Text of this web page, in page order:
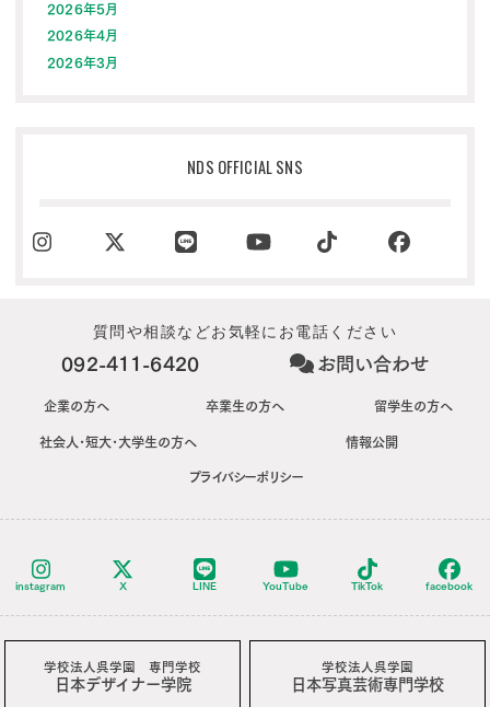
2026年5月
2026年4月
2026年3月
NDS OFFICIAL SNS
質問や相談などお気軽にお電話ください
092-411-6420 お問い合わせ
企業の方へ 卒業生の方へ 留学生の方へ
社会人･短大･大学生の方へ 情報公開
プライバシーポリシー
instagram X LINE YouTube TikTok facebook
学校法人呉学園 専門学校
日本デザイナー学院
学校法人呉学園
日本写真芸術専門学校